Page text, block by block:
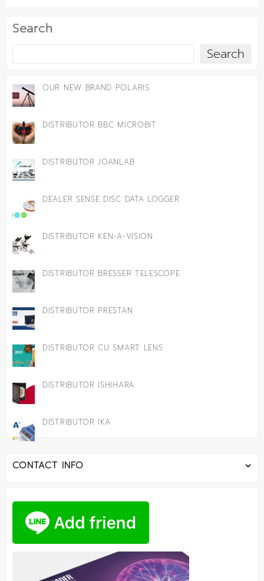
Search
Search
OUR NEW BRAND POLARIS
DISTRIBUTOR BBC MICROBIT
DISTRIBUTOR JOANLAB
DEALER SENSE DISC DATA LOGGER
DISTRIBUTOR KEN-A-VISION
DISTRIBUTOR BRESSER TELESCOPE
DISTRIBUTOR PRESTAN
DISTRIBUTOR CU SMART LENS
DISTRIBUTOR ISHIHARA
DISTRIBUTOR IKA
CONTACT INFO